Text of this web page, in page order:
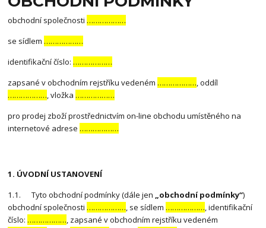
obchodní společnosti ………………
se sídlem ………………
identifikační číslo: ………………
zapsané v obchodním rejstříku vedeném ………………, oddíl
………………, vložka ………………
pro prodej zboží prostřednictvím on-line obchodu umístěného na
internetové adrese ………………
1. ÚVODNÍ USTANOVENÍ
1.1. Tyto obchodní podmínky (dále jen „obchodní podmínky“)
obchodní společnosti ………………, se sídlem ………………, identifikační
číslo: ………………, zapsané v obchodním rejstříku vedeném